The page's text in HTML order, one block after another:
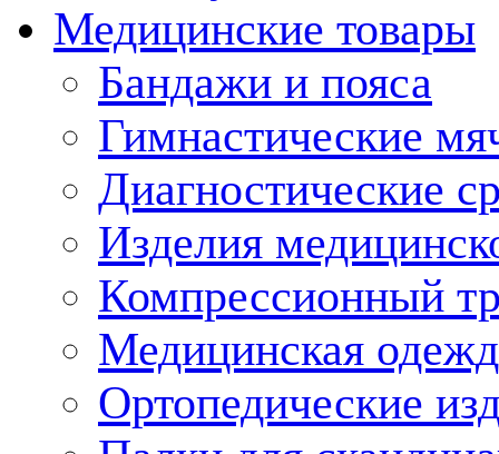
Медицинские товары
Бандажи и пояса
Гимнастические
Диагностические
Изделия
Компрессионный
Медицинская
Ортопедические